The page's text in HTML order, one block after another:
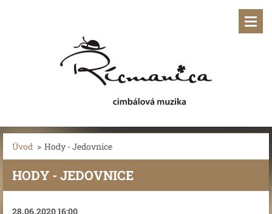
Úvod > Hody - Jedovnice
HODY - JEDOVNICE
28.06.2020 16:00